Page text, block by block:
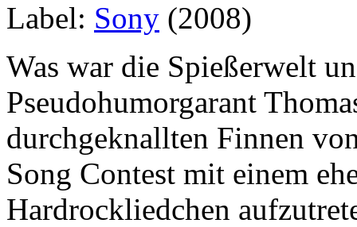
Label: Sony (2008)
Was war die Spießerwelt
Pseudohumorgarant
durchgeknallten Finnen
Song Contest mit einem
Hardrockliedchen